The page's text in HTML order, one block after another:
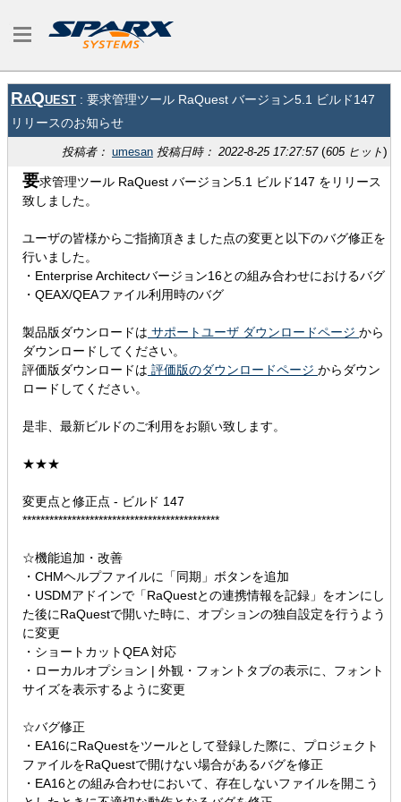
RaQuest : 要求管理ツール RaQuest バージョン5.1 ビルド147
リリースのお知らせ
投稿者： umesan 投稿日時： 2022-8-25 17:27:57(605 ヒット)
要求管理ツール RaQuest バージョン5.1 ビルド147 をリリース
致しました。
ユーザの皆様からご指摘頂きました点の変更と以下のバグ修正を
行いました。
・Enterprise Architectバージョン16との組み合わせにおけるバグ
・QEAX/QEAファイル利用時のバグ
製品版ダウンロードは サポートユーザ ダウンロードページ から
ダウンロードしてください。
評価版ダウンロードは 評価版のダウンロードページ からダウン
ロードしてください。
是非、最新ビルドのご利用をお願い致します。
★★★
変更点と修正点 - ビルド 147
********************************************
☆機能追加・改善
・CHMヘルプファイルに「同期」ボタンを追加
・USDMアドインで「RaQuestとの連携情報を記録」をオンにし
た後にRaQuestで開いた時に、オプションの独自設定を行うよう
に変更
・ショートカットQEA 対応
・ローカルオプション | 外観・フォントタブの表示に、フォント
サイズを表示するように変更
☆バグ修正
・EA16にRaQuestをツールとして登録した際に、プロジェクト
ファイルをRaQuestで開けない場合があるバグを修正
・EA16との組み合わせにおいて、存在しないファイルを開こう